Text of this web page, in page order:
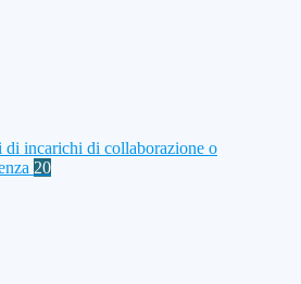
di incarichi di collaborazione o
20